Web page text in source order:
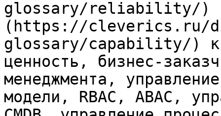
glossary/reliability/) и
(https://cleverics.ru/
glossary/capability/) к
ценность, бизнес-
менеджмента,
модели, RBAC, ABAC,